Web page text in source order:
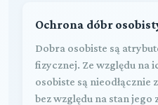
Ochrona dóbr
Dobra osobiste są
fizycznej. Ze względu na
osobiste są nieodłącznie
bez względu na stan